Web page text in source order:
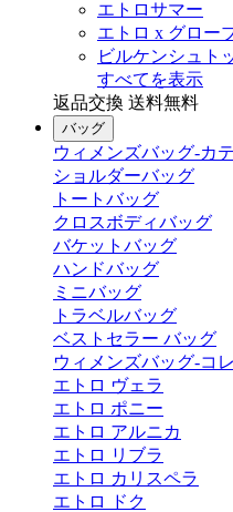
エトロサマー
エトロ x グロー
ビルケンシュト
すべてを表示
返品交換 送料無料
バッグ
ウィメンズバッグ-カ
ショルダーバッグ
トートバッグ
クロスボディバッグ
バケットバッグ
ハンドバッグ
ミニバッグ
トラベルバッグ
ベストセラー バッグ
ウィメンズバッグ-コ
エトロ ヴェラ
エトロ ポニー
エトロ アルニカ
エトロ リブラ
エトロ カリスペラ
エトロ ドク